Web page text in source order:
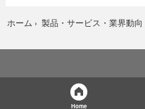
ホーム › 製品・サービス・業界動向
Home